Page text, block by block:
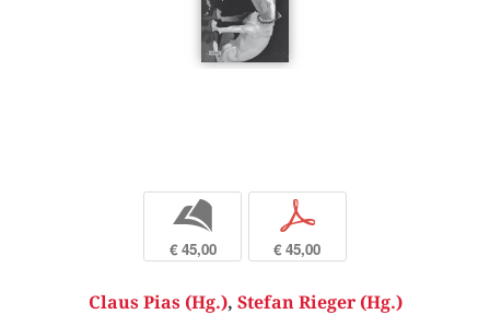
b
€ 45,00
p
€ 45,00
Claus Pias (Hg.), Stefan Rieger (Hg.)